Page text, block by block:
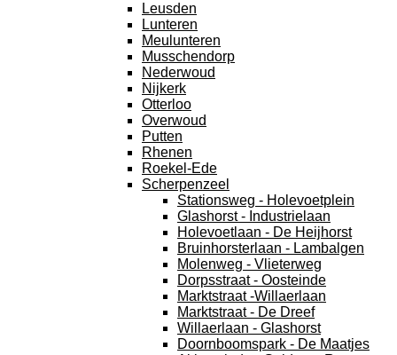
Leusden
Lunteren
Meulunteren
Musschendorp
Nederwoud
Nijkerk
Otterloo
Overwoud
Putten
Rhenen
Roekel-Ede
Scherpenzeel
Stationsweg - Holevoetplein
Glashorst - Industrielaan
Holevoetlaan - De Heijhorst
Bruinhorsterlaan - Lambalgen
Molenweg - Vlieterweg
Dorpsstraat - Oosteinde
Marktstraat -Willaerlaan
Marktstraat - De Dreef
Willaerlaan - Glashorst
Doornboomspark - De Maatjes